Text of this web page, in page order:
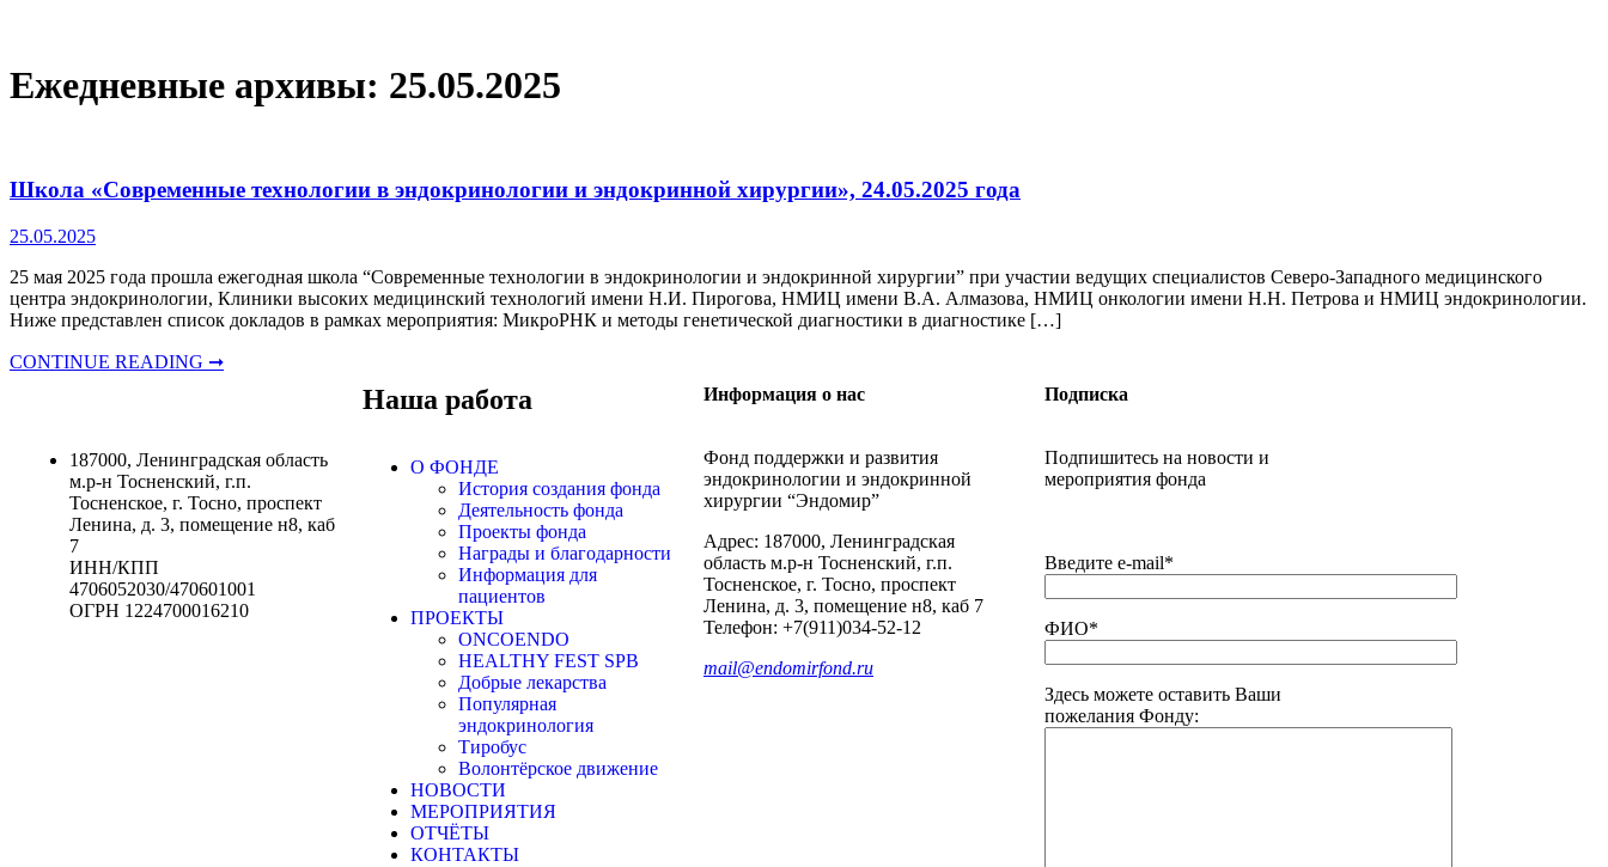
Ежедневные архивы: 25.05.2025
Школа «Современные технологии в эндокринологии и эндокринной хирургии», 24.05.2025 года
25.05.2025
25 мая 2025 года прошла ежегодная школа “Современные технологии в эндокринологии и эндокринной хирургии” при участии ведущих специалистов Северо-Западного медицинского
центра эндокринологии, Клиники высоких медицинский технологий имени Н.И. Пирогова, НМИЦ имени В.А. Алмазова, НМИЦ онкологии имени Н.Н. Петрова и НМИЦ эндокринологии.
Ниже представлен список докладов в рамках мероприятия: МикроРНК и методы генетической диагностики в диагностике […]
CONTINUE READING ➞
187000, Ленинградская область
м.р-н Тосненский, г.п.
Тосненское, г. Тосно, проспект
Ленина, д. 3, помещение н8, каб
7
ИНН/КПП
4706052030/470601001
ОГРН 1224700016210
Наша работа
О ФОНДЕ
История создания фонда
Деятельность фонда
Проекты фонда
Награды и благодарности
Информация для
пациентов
ПРОЕКТЫ
ONCOENDO
HEALTHY FEST SPB
Добрые лекарства
Популярная
эндокринология
Тиробус
Волонтёрское движение
НОВОСТИ
МЕРОПРИЯТИЯ
ОТЧЁТЫ
КОНТАКТЫ
Информация о нас
Фонд поддержки и развития
эндокринологии и эндокринной
хирургии “Эндомир”
Адрес: 187000, Ленинградская
область м.р-н Тосненский, г.п.
Тосненское, г. Тосно, проспект
Ленина, д. 3, помещение н8, каб 7
Телефон: +7(911)034-52-12
mail@endomirfond.ru
Подписка
Подпишитесь на новости и
мероприятия фонда
Введите e-mail*
ФИО*
Здесь можете оставить Ваши
пожелания Фонду: